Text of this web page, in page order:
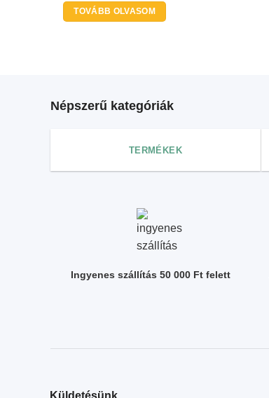
TOVÁBB OLVASOM
Népszerű kategóriák
TERMÉKEK
Ingyenes szállítás 50 000 Ft felett